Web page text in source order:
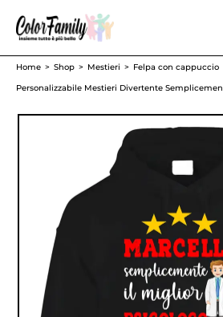
Home Shop Mestieri Felpa con cappuccio
Personalizzabile Mestieri Divertente